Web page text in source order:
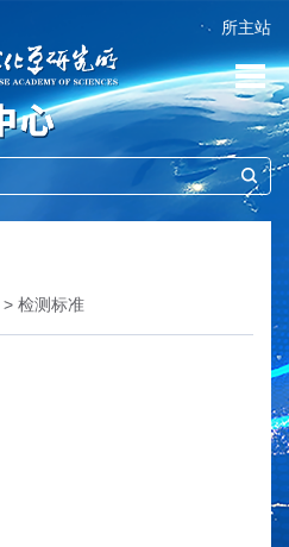
所主站
> 检测标准